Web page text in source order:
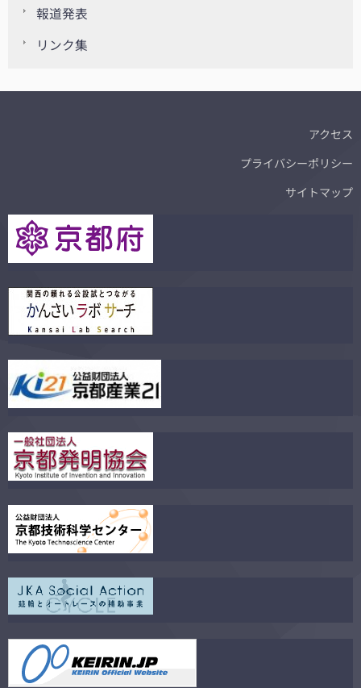
報道発表
リンク集
アクセス
プライバシーポリシー
サイトマップ